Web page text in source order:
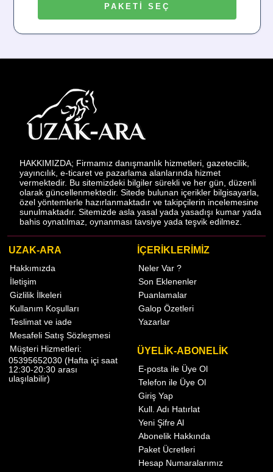
PAKETİ SEÇ
HAKKIMIZDA; Firmamız danışmanlık hizmetleri, gazetecilik,
yayıncılık, e-ticaret ve pazarlama alanlarında hizmet
vermektedir. Bu sitemizdeki bilgiler sürekli ve her gün, düzenli
olarak güncellenmektedir. Sitede bulunan içerikler bilgisayarla,
özel yöntemlerle hazırlanmaktadır ve takipçilerin incelemesine
sunulmaktadır. Sitemizde asla yasal yada yasadışı kumar yada
bahis oynatılmaz, oynanması tavsiye yada teşvik edilmez.
UZAK-ARA
Hakkımızda
İletişim
Gizlilik İlkeleri
Kullanım Koşulları
Teslimat ve iade
Mesafeli Satış Sözleşmesi
Müşteri Hizmetleri:
05395652030 (Hafta içi saat
12:30-20:30 arası
ulaşılabilir)
İÇERİKLERİMİZ
Neler Var ?
Son Eklenenler
Puanlamalar
Galop Özetleri
Yazarlar
ÜYELİK-ABONELİK
E-posta ile Üye Ol
Telefon ile Üye Ol
Giriş Yap
Kull. Adı Hatırlat
Yeni Şifre Al
Abonelik Hakkında
Paket Ücretleri
Hesap Numaralarımız